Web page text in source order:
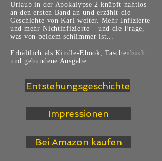
Urlaub in der Apokalypse 2 knüpft nahtlos
an den ersten Band an und erzählt die
Geschichte von Karl weiter. Mehr Infizierte
und mehr Nichtinfizierte – und die Frage,
was von beidem schlimmer ist...
Erhältlich als Kindle-Ebook, Taschenbuch
und gebundene Ausgabe.
Entstehungsgeschichte
Impressionen
Bei Amazon kaufen